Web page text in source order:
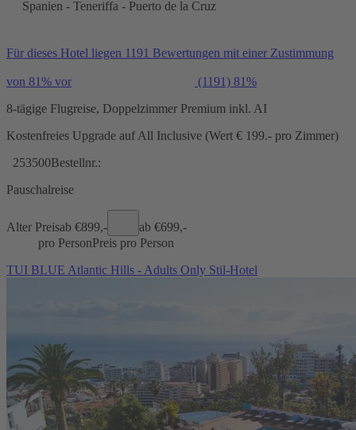
Spanien - Teneriffa - Puerto de la Cruz
Für dieses Hotel liegen 1191 Bewertungen mit einer Zustimmung
von 81% vor (1191) 81%
8-tägige Flugreise, Doppelzimmer Premium inkl. AI
Kostenfreies Upgrade auf All Inclusive (Wert € 199.- pro Zimmer)
253500Bestellnr.:
Pauschalreise
Alter Preisab €899,- ab €699,-
pro PersonPreis pro Person
TUI BLUE Atlantic Hills - Adults Only Stil-Hotel